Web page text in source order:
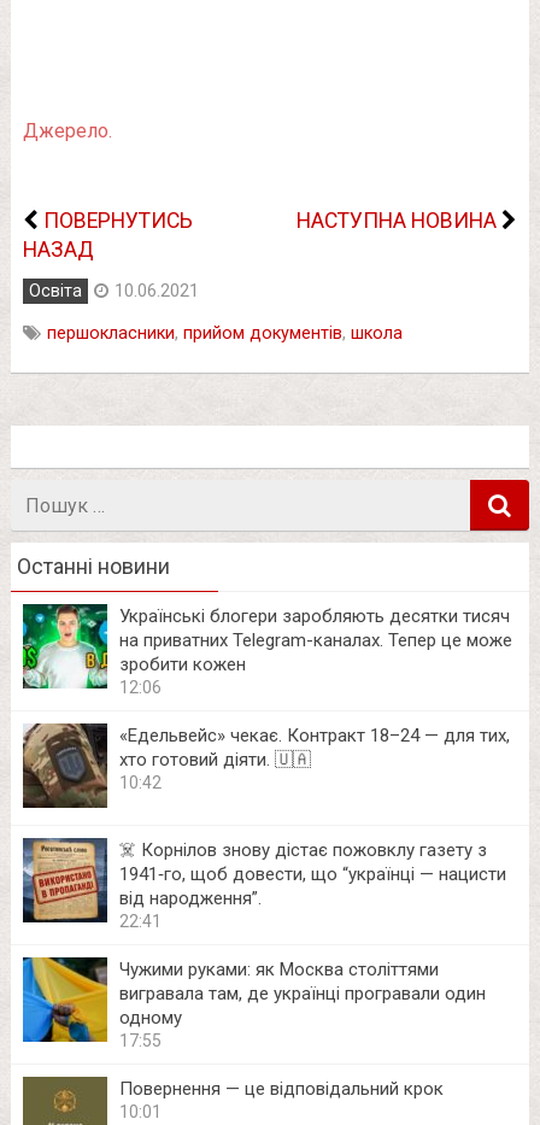
Джерело.
ПОВЕРНУТИСЬ
НАЗАД
НАСТУПНА НОВИНА
Освіта 10.06.2021
першокласники, прийом документів, школа
Останні новини
Українські блогери заробляють десятки тисяч
на приватних Telegram-каналах. Тепер це може
зробити кожен
12:06
«Едельвейс» чекає. Контракт 18–24 — для тих,
хто готовий діяти. 🇺🇦
10:42
☠️ Корнілов знову дістає пожовклу газету з
1941‑го, щоб довести, що “українці — нацисти
від народження”.
22:41
Чужими руками: як Москва століттями
вигравала там, де українці програвали один
одному
17:55
Повернення — це відповідальний крок
10:01